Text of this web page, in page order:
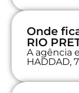
Onde
RIO
A agência
HADDAD,